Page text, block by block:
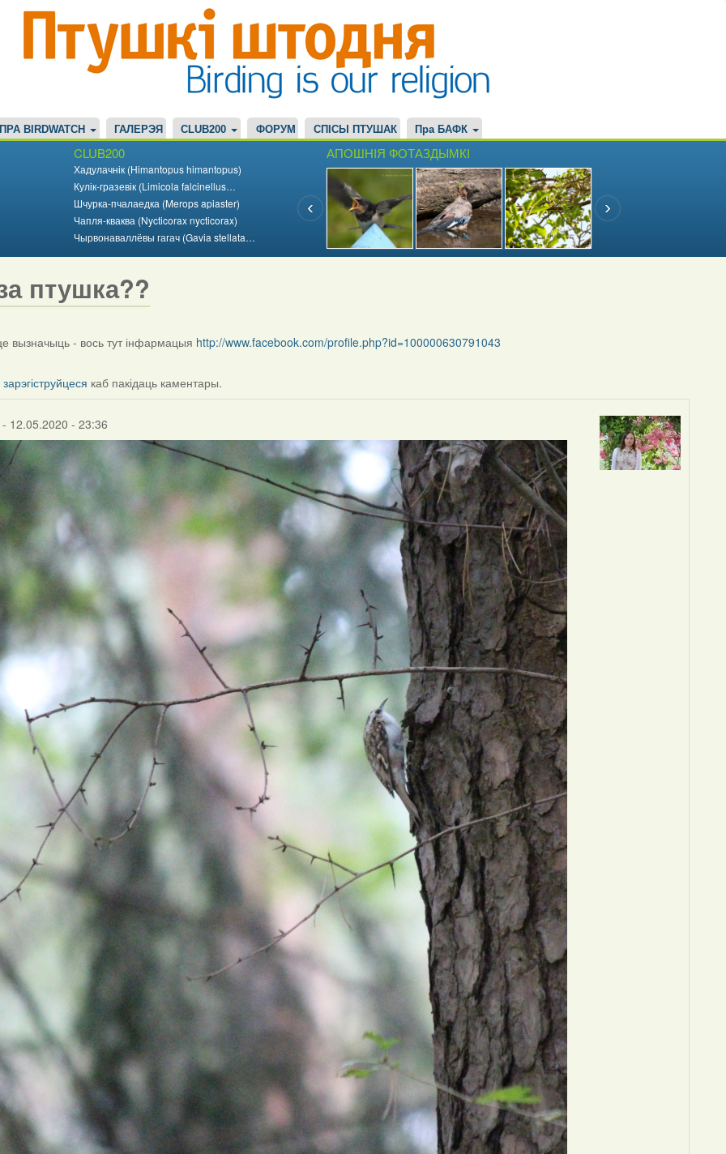
ПРА BIRDWATCH ГАЛЕРЭЯ CLUB200 ФОРУМ СПІСЫ ПТУШАК Пра БАФК
CLUB200
Хадулачнік (Himantopus himantopus)
Кулік-гразевік (Limicola falcinellus…
Шчурка-пчалаедка (Merops apiaster)
Чапля-кваква (Nycticorax nycticorax)
Чырвонаваллёвы гагач (Gavia stellata…
АПОШНІЯ ФОТАЗДЫМКІ
птушка??
вызначыць - вось тут інфармацыя http://www.facebook.com/profile.php?id=100000630791043
зарэгіструйцеся каб пакідаць каментары.
- 12.05.2020 - 23:36